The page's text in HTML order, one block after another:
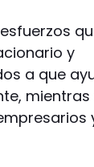
y
a que
mientras